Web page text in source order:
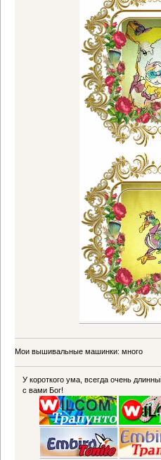
Мои вышивальные машинки: много
У короткого ума, всегда очень
с вами Бог!